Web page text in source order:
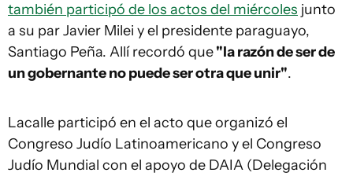
también participó de los actos del miércoles junto
a su par Javier Milei y el presidente paraguayo,
Santiago Peña. Allí recordó que"la razón de ser de
un gobernante no puede ser otra que unir".
Lacalle participó en el acto que organizó el
Congreso Judío Latinoamericano y el Congreso
Judío Mundial con el apoyo de DAIA (Delegación